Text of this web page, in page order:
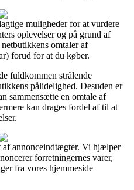
muligheder for at vurdere
oplevelser og på grund af
omtaler af
forud for at du køber.
fuldkommen strålende
pålidelighed. Desuden er
sammensætte en omtale af
kan drages fordel af til at
af annonceindtægter. Vi hjælper
forretningernes varer,
fra vores hjemmeside